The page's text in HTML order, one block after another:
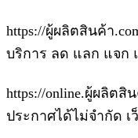
https://ผู้ผลิตสินค้า
บริการ ลด แลก แจก
https://online.ผู้ผลิตสิน
ประกาศได้ไม่จำกัด